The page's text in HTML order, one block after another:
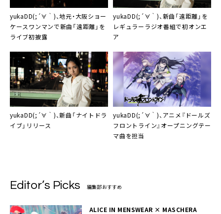
yukaDD(;´∀｀)、地元・大阪ショー
ケースワンマンで新曲「遠距離」を
ライブ初披露
yukaDD(;´∀｀)、新曲「遠距離」を
レギュラーラジオ番組で初オンエ
ア
yukaDD(;´∀｀)、新曲「ナイトドラ
イブ」リリース
yukaDD(;´∀｀)、アニメ『ドールズ
フロントライン』オープニングテー
マ曲を担当
Editor’s Picks 編集部おすすめ
ALICE IN MENSWEAR × MASCHERA